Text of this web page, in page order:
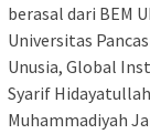
berasal dari BEM
Universitas
Unusia, Global
Syarif
Muhammadiyah